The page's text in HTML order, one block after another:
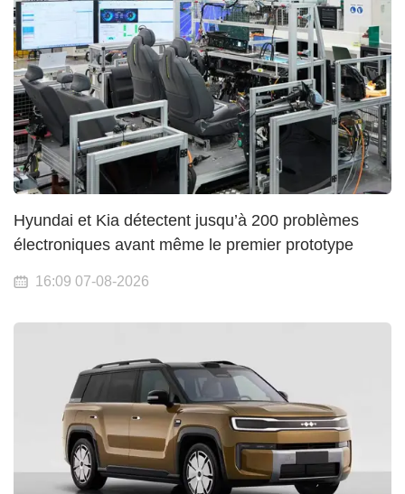
Hyundai et Kia détectent jusqu’à 200 problèmes
électroniques avant même le premier prototype
16:09 07-08-2026